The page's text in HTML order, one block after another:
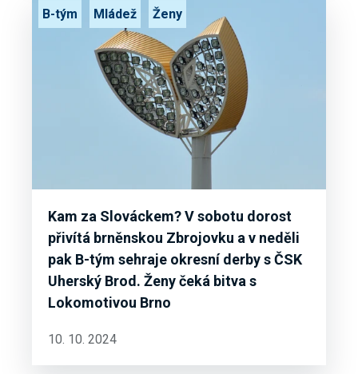
Kam za Slováckem? V sobotu dorost
přivítá brněnskou Zbrojovku a v neděli
pak B-tým sehraje okresní derby s ČSK
Uherský Brod. Ženy čeká bitva s
Lokomotivou Brno
B-tým Mládež Ženy
10. 10. 2024